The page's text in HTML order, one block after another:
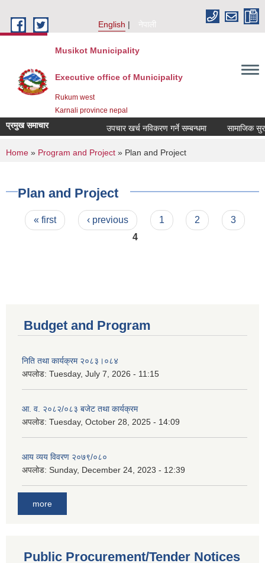
English
नेपाली
Musikot Municipality
Executive office of Municipality
Rukum west
Karnali province nepal
प्रमुख समाचार उपचार खर्च नविकरण गर्ने सम्बन्धमा
You are here
Home » Program and Project » Plan and Project
Plan and Project
Pages
« first ‹ previous 1 2
3
4
Budget and Program
निति तथा कार्यक्रम २०८३।०८४
अपलोड: Tuesday, July 7, 2026 - 11:15
आ. व. २०८२/०८३ बजेट तथा कार्यक्रम
अपलोड: Tuesday, October 28, 2025 - 14:09
आय व्यय विवरण २०७९/०८०
अपलोड: Sunday, December 24, 2023 - 12:39
more
Public Procurement/Tender Notices